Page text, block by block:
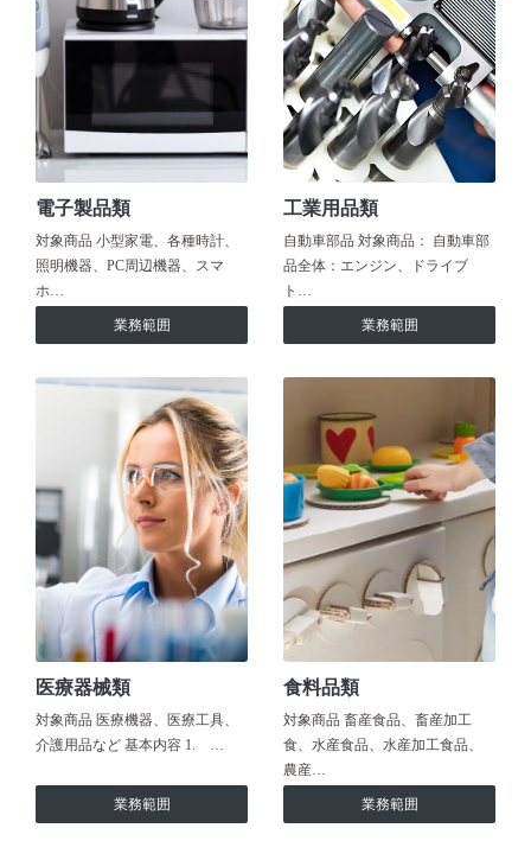
電子製品類
対象商品 小型家電、各種時計、
照明機器、PC周辺機器、スマ
ホ…
業務範囲
工業用品類
自動車部品 対象商品： 自動車部
品全体：エンジン、ドライブ
ト…
業務範囲
医療器械類
対象商品 医療機器、医療工具、
介護用品など 基本内容 1. …
業務範囲
食料品類
対象商品 畜産食品、畜産加工
食、水産食品、水産加工食品、
農産…
業務範囲